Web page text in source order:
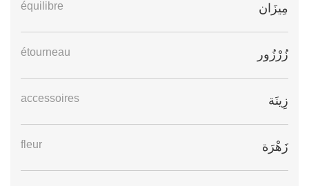
مِيزَان équilibre
زُرْزُور étourneau
زِينَة accessoires
زَهْرَة fleur